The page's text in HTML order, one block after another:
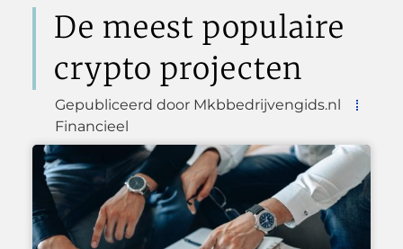
De meest populaire
crypto projecten
Gepubliceerd door Mkbbedrijvengids.nl
Financieel